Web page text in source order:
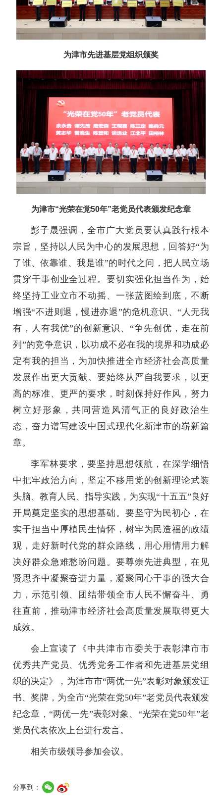
为津市先进基层党组织颁奖
为津市“光荣在党50年”老党员代表颁发纪念章
彭子晟强调，全市广大党员要认真践行根本
宗旨，坚持以人民为中心的发展思想，回答好“为
了谁、依靠谁、我是谁”的时代之问，把人民立场
贯穿干事创业全过程。要切实强化担当作为，始
终坚持工业立市不动摇、一张蓝图绘到底，不断
增强“不进则退，慢进亦退”的危机意识、“人无我
有，人有我优”的创新意识、“争先创优，走在前
列”的竞争意识，以功成不必在我的境界和功成必
定有我的担当，为加快推进全市经济社会高质量
发展作出更大贡献。要始终从严自我要求，以更
高的标准、更严的要求，时刻保持好作风，努力
树立好形象，共同营造风清气正的良好政治生
态，奋力谱写建设中国式现代化新津市的崭新篇
章。
李军林要求，要坚持思想领航，在深学细悟
中把牢政治方向，坚定不移用党的创新理论武装
头脑、教育人民、指导实践，为实现“十五五”良好
开局奠定坚实的思想基础。要坚守为民初心，在
实干担当中厚植民生情怀，树牢为民造福的政绩
观，走好新时代党的群众路线，用心用情用力解
决好群众急难愁盼问题。要尊崇先进典型，在见
贤思齐中凝聚奋进力量，凝聚同心干事的强大合
力，示范引领、团结带领全市人民不懈奋斗、勇
往直前，推动津市经济社会高质量发展取得更大
成效。
会上宣读了《中共津市市委关于表彰津市市
优秀共产党员、优秀党务工作者和先进基层党组
织的决定》，为津市市“两优一先”表彰对象颁发证
书、奖牌，为全市“光荣在党50年”老党员代表颁发
纪念章，“两优一先”表彰对象、“光荣在党50年”老
党员代表依次上台进行发言。
相关市级领导参加会议。
分享到：